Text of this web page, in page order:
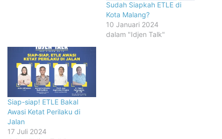
Sudah Siapkah ETLE di
Kota Malang?
10 Januari 2024
dalam "Idjen Talk"
Siap-siap! ETLE Bakal
Awasi Ketat Perilaku di
Jalan
17 Juli 2024